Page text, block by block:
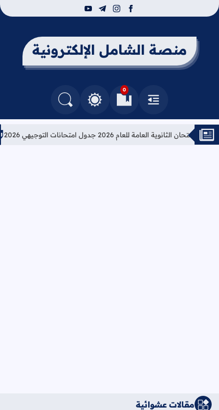
facebook
instagram
telegram
youtube
منصة الشامل الإلكترونية
القائمة
0
العلامات المرجعيةالتغيير بين الوضع النهاري والداكن
البحث في المدونة
الثانوية العامة للعام 2026 جدول امتحانات التوجيهي 2026
مقالات عشوائية